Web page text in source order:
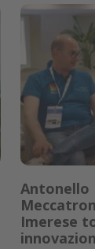
Antonello
Imerese